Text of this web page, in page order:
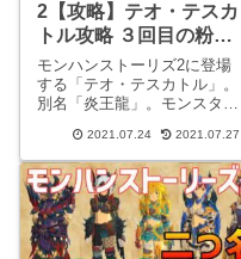
2【攻略】テオ・テスカ
トル攻略 ３回目の粉塵
爆発に注意
モンハンストーリズ2に登場
する「テオ・テスカトル」。
別名「炎王龍」。モンスター
な古龍種モンスターです。炎
と爆発の攻撃が得意なテオ・
テスカトルは今作でも粉塵爆
発といった強力な攻撃を使っ
てきます。今回はそんなテ
オ・テス
2021.07.24 2021.07.27